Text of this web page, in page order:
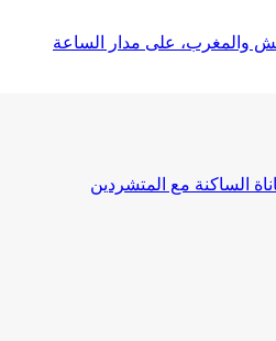
والمغرب، على مدار الساعة
الساكنة مع المتشردين